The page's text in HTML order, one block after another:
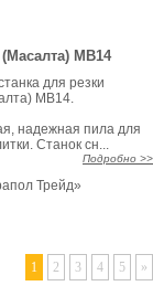
(Масалта) МВ14
для резки
MB14.
надежная пила для
Станок сн...
Подробно >>
Трейд»
1 2 3 4 5 »